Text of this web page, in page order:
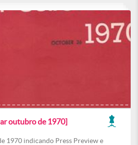
outubro de 1970]
1970 indicando Press Preview e